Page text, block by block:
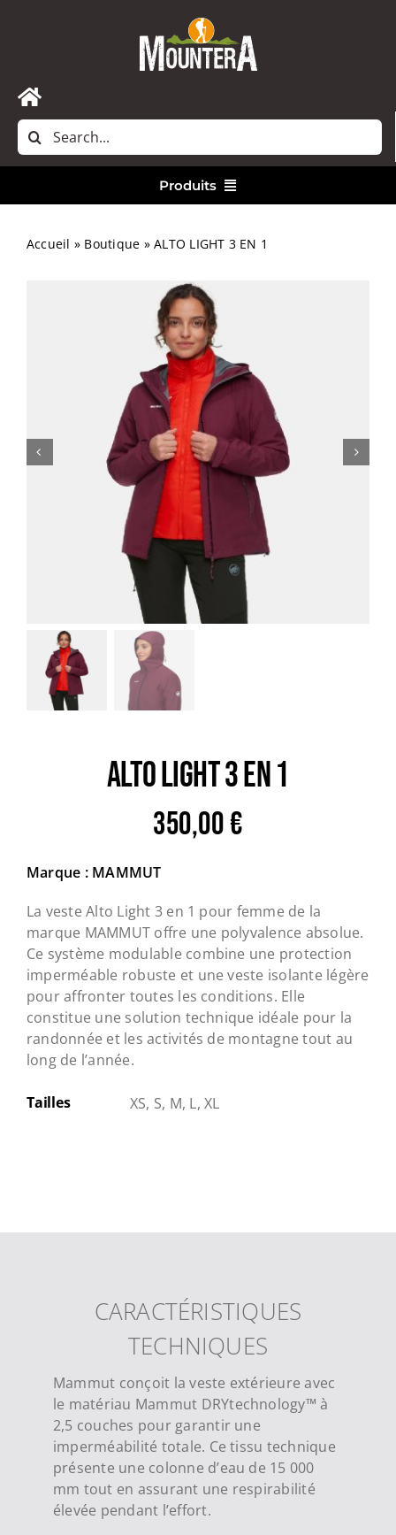
Toggle
Navigation
Accueil
Rechercher:
Produits
Randonnée
Bivouac
Trail
Escalade / Alpinisme
Bons Plans
Accueil » Boutique »ALTO LIGHT 3 EN 1
ALTO LIGHT 3 EN 1
350,00€
Marque : MAMMUT
La veste Alto Light 3 en 1 pour femme de la
marque MAMMUT offre une polyvalence absolue.
Ce système modulable combine une protection
imperméable robuste et une veste isolante légère
pour affronter toutes les conditions. Elle
constitue une solution technique idéale pour la
randonnée et les activités de montagne tout au
long de l’année.
Tailles XS, S, M, L, XL
CARACTÉRISTIQUES
TECHNIQUES
Mammut conçoit la veste extérieure avec
le matériau Mammut DRYtechnology™ à
2,5 couches pour garantir une
imperméabilité totale. Ce tissu technique
présente une colonne d’eau de 15 000
mm tout en assurant une respirabilité
élevée pendant l’effort.